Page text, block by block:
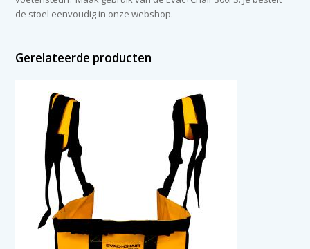
de stoel eenvoudig in onze webshop.
Gerelateerde producten